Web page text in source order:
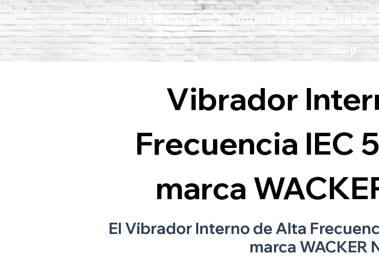
TIENDA EN LINEA PRODUCTOS PARA CIMBRA
Blog
Vibrador
Frecuencia IEC
marca
El Vibrador Interno de Alta
marca WACKER